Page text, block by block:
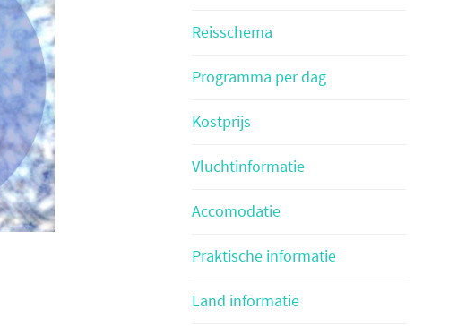
Reisschema
Programma per dag
Kostprijs
Vluchtinformatie
Accomodatie
Praktische informatie
Land informatie